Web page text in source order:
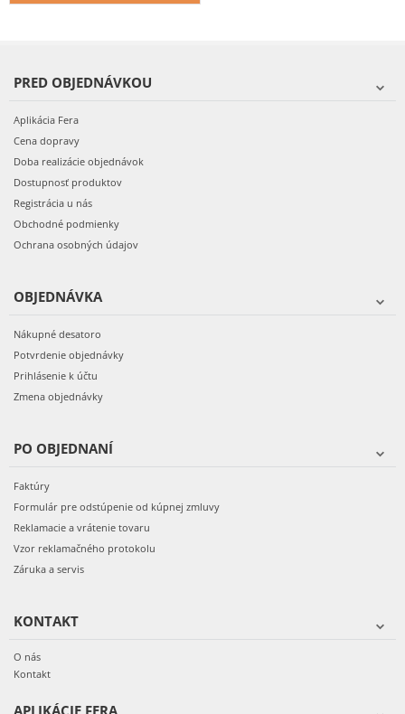
PRED OBJEDNÁVKOU
Aplikácia Fera
Cena dopravy
Doba realizácie objednávok
Dostupnosť produktov
Registrácia u nás
Obchodné podmienky
Ochrana osobných údajov
OBJEDNÁVKA
Nákupné desatoro
Potvrdenie objednávky
Prihlásenie k účtu
Zmena objednávky
PO OBJEDNANÍ
Faktúry
Formulár pre odstúpenie od kúpnej zmluvy
Reklamacie a vrátenie tovaru
Vzor reklamačného protokolu
Záruka a servis
KONTAKT
O nás
Kontakt